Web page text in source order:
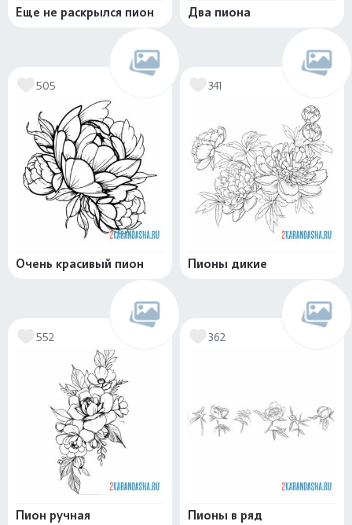
Еще не раскрылся пион Два пиона
505
Очень красивый пион
341
Пионы дикие
552
Пион ручная
362
Пионы в ряд